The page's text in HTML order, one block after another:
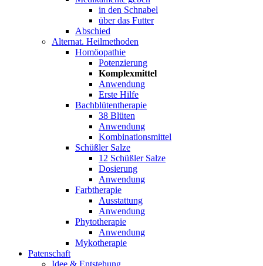
in den Schnabel
über das Futter
Abschied
Alternat. Heilmethoden
Homöopathie
Potenzierung
Komplexmittel
Anwendung
Erste Hilfe
Bachblütentherapie
38 Blüten
Anwendung
Kombinationsmittel
Schüßler Salze
12 Schüßler Salze
Dosierung
Anwendung
Farbtherapie
Ausstattung
Anwendung
Phytotherapie
Anwendung
Mykotherapie
Patenschaft
Idee & Entstehung